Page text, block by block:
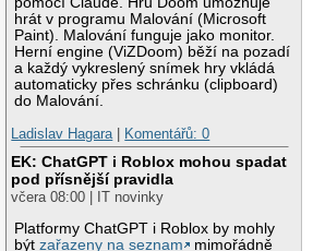
hrát v programu Malování (Microsoft
Paint). Malování funguje jako monitor.
Herní engine (ViZDoom) běží na pozadí
a každý vykreslený snímek hry vkládá
automaticky přes schránku (clipboard)
do Malování.
Ladislav Hagara
Komentářů: 0
EK: ChatGPT i Roblox mohou spadat
pod přísnější pravidla
včera 08:00 | IT novinky
Platformy ChatGPT i Roblox by mohly
býtzařazeny na seznam
mimořádně